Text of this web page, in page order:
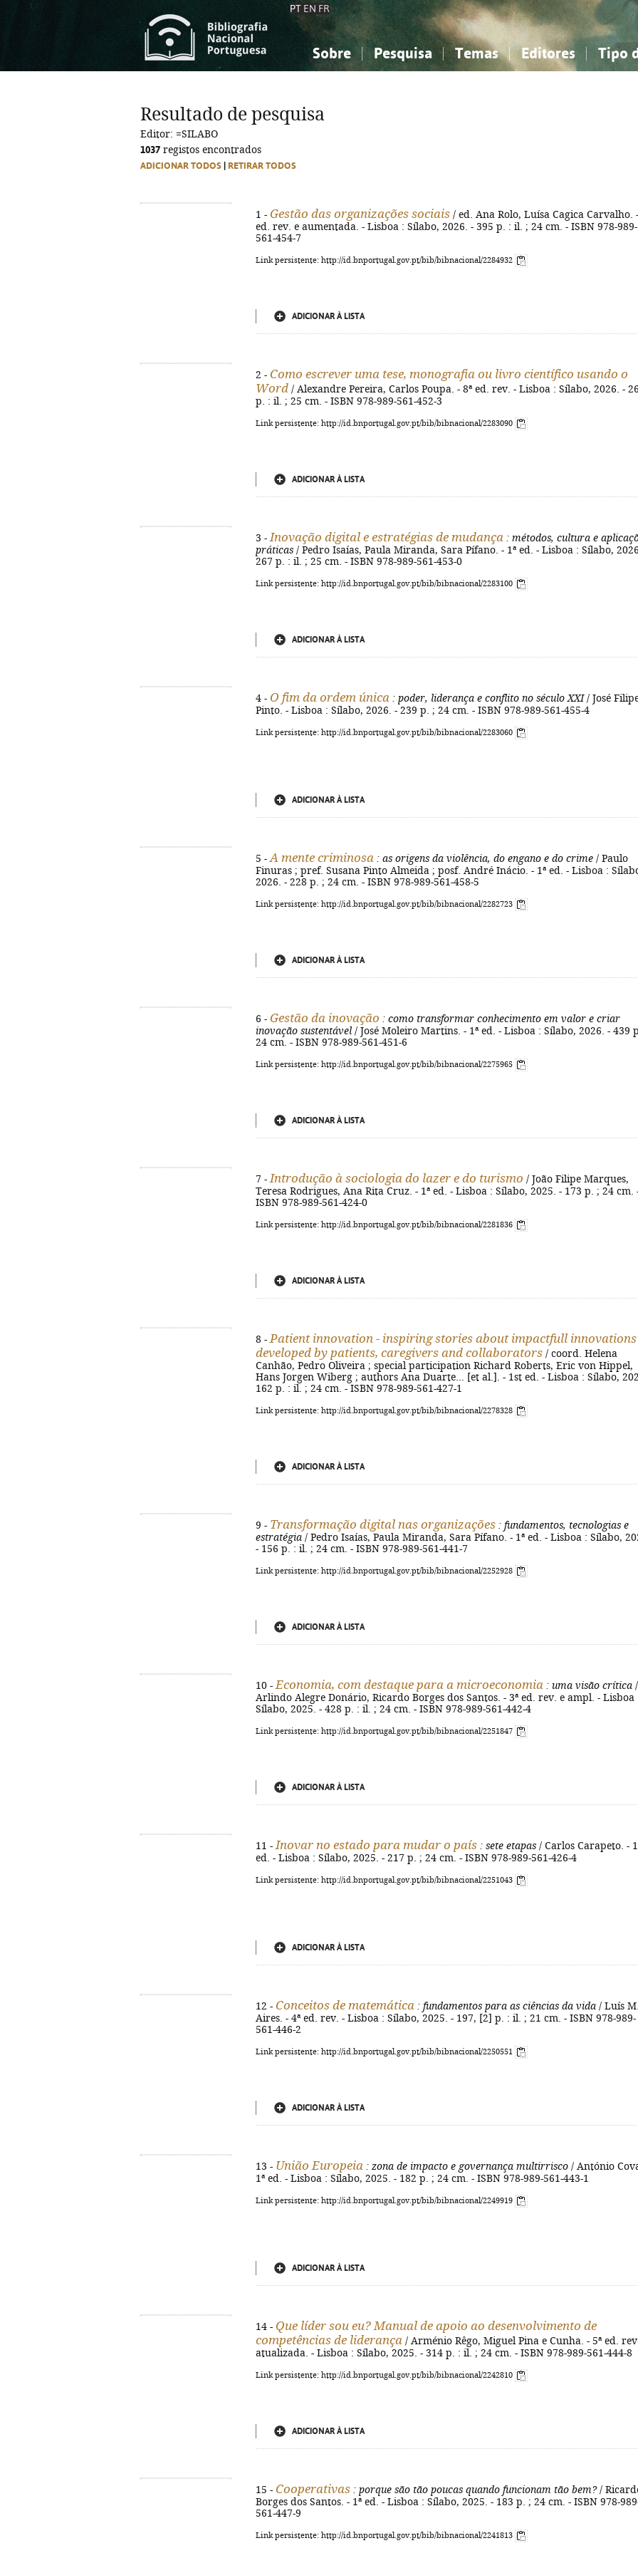
PT EN FR
Sobre Pesquisa Temas
Ciências sociais...
Editores Tipo
Ciências sociais...
Resultado de pesquisa
Editor: =SILABO
1037 registos encontrados
ADICIONAR TODOS RETIRAR TODOS
1 - Gestão das organizações sociais / ed. Ana Rolo, Luísa Cagica Carvalho.
ed. rev. e aumentada. - Lisboa : Sílabo, 2026. - 395 p. : il. ; 24 cm. - ISBN 978-989-
561-454-7
Link persistente: http://id.bnportugal.gov.pt/bib/bibnacional/2284932
ADICIONAR À LISTA
2 - Como escrever uma tese, monografia ou livro científico usando o
Word / Alexandre Pereira, Carlos Poupa. - 8ª ed. rev. - Lisboa : Sílabo, 2026. -
p. : il. ; 25 cm. - ISBN 978-989-561-452-3
Link persistente: http://id.bnportugal.gov.pt/bib/bibnacional/2283090
ADICIONAR À LISTA
3 - Inovação digital e estratégias de mudança : métodos, cultura e
práticas / Pedro Isaías, Paula Miranda, Sara Pífano. - 1ª ed. - Lisboa : Sílabo,
267 p. : il. ; 25 cm. - ISBN 978-989-561-453-0
Link persistente: http://id.bnportugal.gov.pt/bib/bibnacional/2283100
ADICIONAR À LISTA
4 - O fim da ordem única : poder, liderança e conflito no século XXI/ José
Pinto. - Lisboa : Sílabo, 2026. - 239 p. ; 24 cm. - ISBN 978-989-561-455-4
Link persistente: http://id.bnportugal.gov.pt/bib/bibnacional/2283060
ADICIONAR À LISTA
5 - A mente criminosa : as origens da violência, do engano e do crime / Paulo
Finuras ; pref. Susana Pinto Almeida ; posf. André Inácio. - 1ª ed. - Lisboa :
2026. - 228 p. ; 24 cm. - ISBN 978-989-561-458-5
Link persistente: http://id.bnportugal.gov.pt/bib/bibnacional/2282723
ADICIONAR À LISTA
6 - Gestão da inovação : como transformar conhecimento em valor e criar
inovação sustentável / José Moleiro Martins. - 1ª ed. - Lisboa : Sílabo, 2026. - 439
24 cm. - ISBN 978-989-561-451-6
Link persistente: http://id.bnportugal.gov.pt/bib/bibnacional/2275965
ADICIONAR À LISTA
7 - Introdução à sociologia do lazer e do turismo / João Filipe Marques,
Teresa Rodrigues, Ana Rita Cruz. - 1ª ed. - Lisboa : Sílabo, 2025. - 173 p. ; 24 cm.
ISBN 978-989-561-424-0
Link persistente: http://id.bnportugal.gov.pt/bib/bibnacional/2281836
ADICIONAR À LISTA
8 - Patient innovation - inspiring stories about impactfull innovations
developed by patients, caregivers and collaborators / coord. Helena
Canhão, Pedro Oliveira ; special participation Richard Roberts, Eric von Hippel,
Hans Jorgen Wiberg ; authors Ana Duarte... [et al.]. - 1st ed. - Lisboa : Sílabo,
162 p. : il. ; 24 cm. - ISBN 978-989-561-427-1
Link persistente: http://id.bnportugal.gov.pt/bib/bibnacional/2278328
ADICIONAR À LISTA
9 - Transformação digital nas organizações : fundamentos, tecnologias e
estratégia / Pedro Isaías, Paula Miranda, Sara Pífano. - 1ª ed. - Lisboa : Sílabo,
- 156 p. : il. ; 24 cm. - ISBN 978-989-561-441-7
Link persistente: http://id.bnportugal.gov.pt/bib/bibnacional/2252928
ADICIONAR À LISTA
10 - Economia, com destaque para a microeconomia : uma visão crítica /
Arlindo Alegre Donário, Ricardo Borges dos Santos. - 3ª ed. rev. e ampl. - Lisboa
Sílabo, 2025. - 428 p. : il. ; 24 cm. - ISBN 978-989-561-442-4
Link persistente: http://id.bnportugal.gov.pt/bib/bibnacional/2251847
ADICIONAR À LISTA
11 - Inovar no estado para mudar o país : sete etapas / Carlos Carapeto. -
ed. - Lisboa : Sílabo, 2025. - 217 p. ; 24 cm. - ISBN 978-989-561-426-4
Link persistente: http://id.bnportugal.gov.pt/bib/bibnacional/2251043
ADICIONAR À LISTA
12 - Conceitos de matemática : fundamentos para as ciências da vida / Luís
Aires. - 4ª ed. rev. - Lisboa : Sílabo, 2025. - 197, [2] p. : il. ; 21 cm. - ISBN 978-989-
561-446-2
Link persistente: http://id.bnportugal.gov.pt/bib/bibnacional/2250551
ADICIONAR À LISTA
13 - União Europeia : zona de impacto e governança multirrisco / António
1ª ed. - Lisboa : Sílabo, 2025. - 182 p. ; 24 cm. - ISBN 978-989-561-443-1
Link persistente: http://id.bnportugal.gov.pt/bib/bibnacional/2249919
ADICIONAR À LISTA
14 - Que líder sou eu? Manual de apoio ao desenvolvimento de
competências de liderança / Arménio Rêgo, Miguel Pina e Cunha. - 5ª ed.
atualizada. - Lisboa : Sílabo, 2025. - 314 p. : il. ; 24 cm. - ISBN 978-989-561-444-8
Link persistente: http://id.bnportugal.gov.pt/bib/bibnacional/2242810
ADICIONAR À LISTA
15 - Cooperativas : porque são tão poucas quando funcionam tão bem?/
Borges dos Santos. - 1ª ed. - Lisboa : Sílabo, 2025. - 183 p. ; 24 cm. - ISBN 978-
561-447-9
Link persistente: http://id.bnportugal.gov.pt/bib/bibnacional/2241813